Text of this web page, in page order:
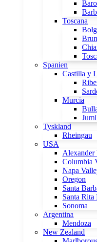
Toscana
Spanien
Castilla y
Murcia
Tyskland
Rheingau
USA
Alexander
Columbia
Napa
Oregon
Santa
Santa
Sonoma
Argentina
Mendoza
New Zealand